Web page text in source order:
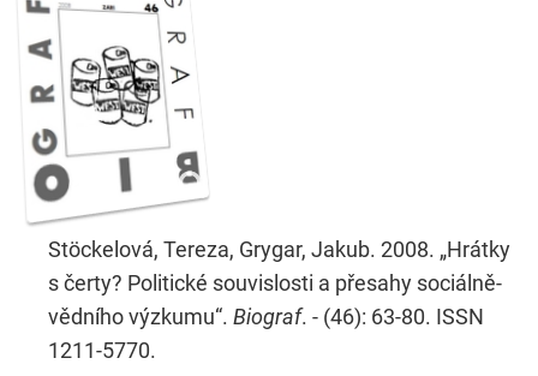
Stöckelová, Tereza, Grygar, Jakub. 2008. „Hrátky
s čerty? Politické souvislosti a přesahy sociálně-
vědního výzkumu“. Biograf. - (46): 63-80. ISSN
1211-5770.